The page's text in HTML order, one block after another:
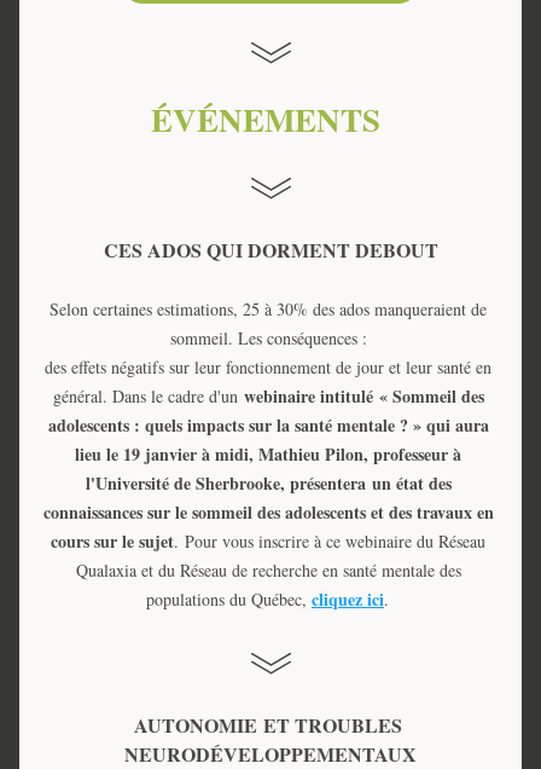
ÉVÉNEMENTS
CES ADOS QUI DORMENT DEBOUT
Selon certaines estimations, 25 à 30% des ados manqueraient de
sommeil. Les conséquences :
des effets négatifs sur leur fonctionnement de jour et leur santé en
général. Dans le cadre d'un webinaire intitulé « Sommeil des
adolescents : quels impacts sur la santé mentale ? » qui aura
lieu le 19 janvier à midi, Mathieu Pilon, professeur à
l'Université de Sherbrooke, présentera un état des
connaissances sur le sommeil des adolescents et des travaux en
cours sur le sujet. Pour vous inscrire à ce webinaire du Réseau
Qualaxia et du Réseau de recherche en santé mentale des
populations du Québec, cliquez ici.
AUTONOMIE ET TROUBLES
NEURODÉVELOPPEMENTAUX